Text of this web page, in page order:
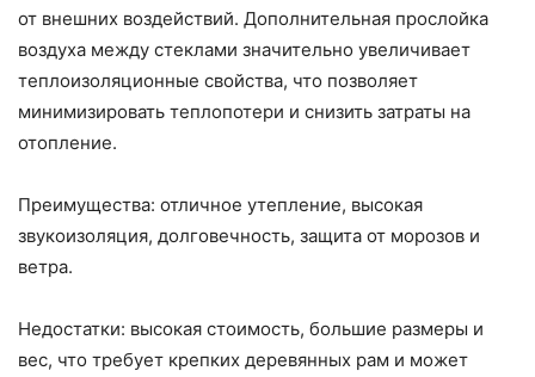
от внешних воздействий. Дополнительная прослойка
воздуха между стеклами значительно увеличивает
теплоизоляционные свойства, что позволяет
минимизировать теплопотери и снизить затраты на
отопление.
Преимущества: отличное утепление, высокая
звукоизоляция, долговечность, защита от морозов и
ветра.
Недостатки: высокая стоимость, большие размеры и
вес, что требует крепких деревянных рам и может